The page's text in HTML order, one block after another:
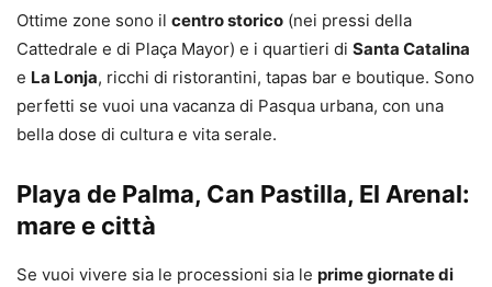
Ottime zone sono il centro storico (nei pressi della
Cattedrale e di Plaça Mayor) e i quartieri di Santa Catalina
e La Lonja, ricchi di ristorantini, tapas bar e boutique. Sono
perfetti se vuoi una vacanza di Pasqua urbana, con una
bella dose di cultura e vita serale.
Playa de Palma, Can Pastilla, El Arenal:
mare e città
Se vuoi vivere sia le processioni sia le prime giornate di